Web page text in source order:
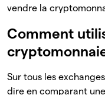
vendre la
Comment
Sur tous les
dire en comparant